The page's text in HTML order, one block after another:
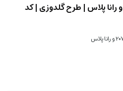
روکش صندلی پژو 206 ، 207 و رانا پلاس | طرح گلدوزی | کد